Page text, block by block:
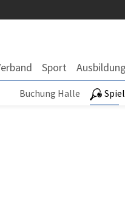
Sport Ausbildung
Buchung Halle